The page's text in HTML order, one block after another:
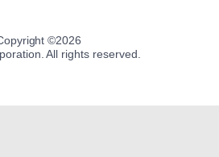
、グラファイト
115,980
©2026
All rights reserved.